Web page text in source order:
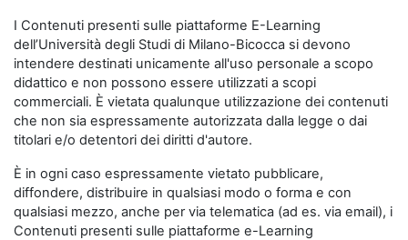
I Contenuti presenti sulle piattaforme E-Learning
dell’Università degli Studi di Milano-Bicocca si devono
intendere destinati unicamente all'uso personale a scopo
didattico e non possono essere utilizzati a scopi
commerciali. È vietata qualunque utilizzazione dei contenuti
che non sia espressamente autorizzata dalla legge o dai
titolari e/o detentori dei diritti d'autore.
È in ogni caso espressamente vietato pubblicare,
diffondere, distribuire in qualsiasi modo o forma e con
qualsiasi mezzo, anche per via telematica (ad es. via email), i
Contenuti presenti sulle piattaforme e-Learning